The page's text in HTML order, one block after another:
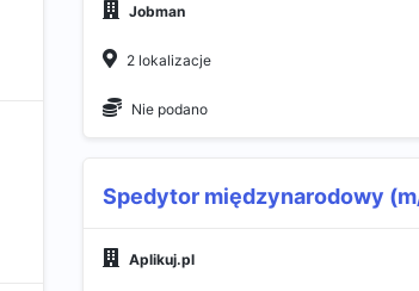
Jobman
2 lokalizacje
Nie podano
Spedytor międzynarodowy
Aplikuj.pl